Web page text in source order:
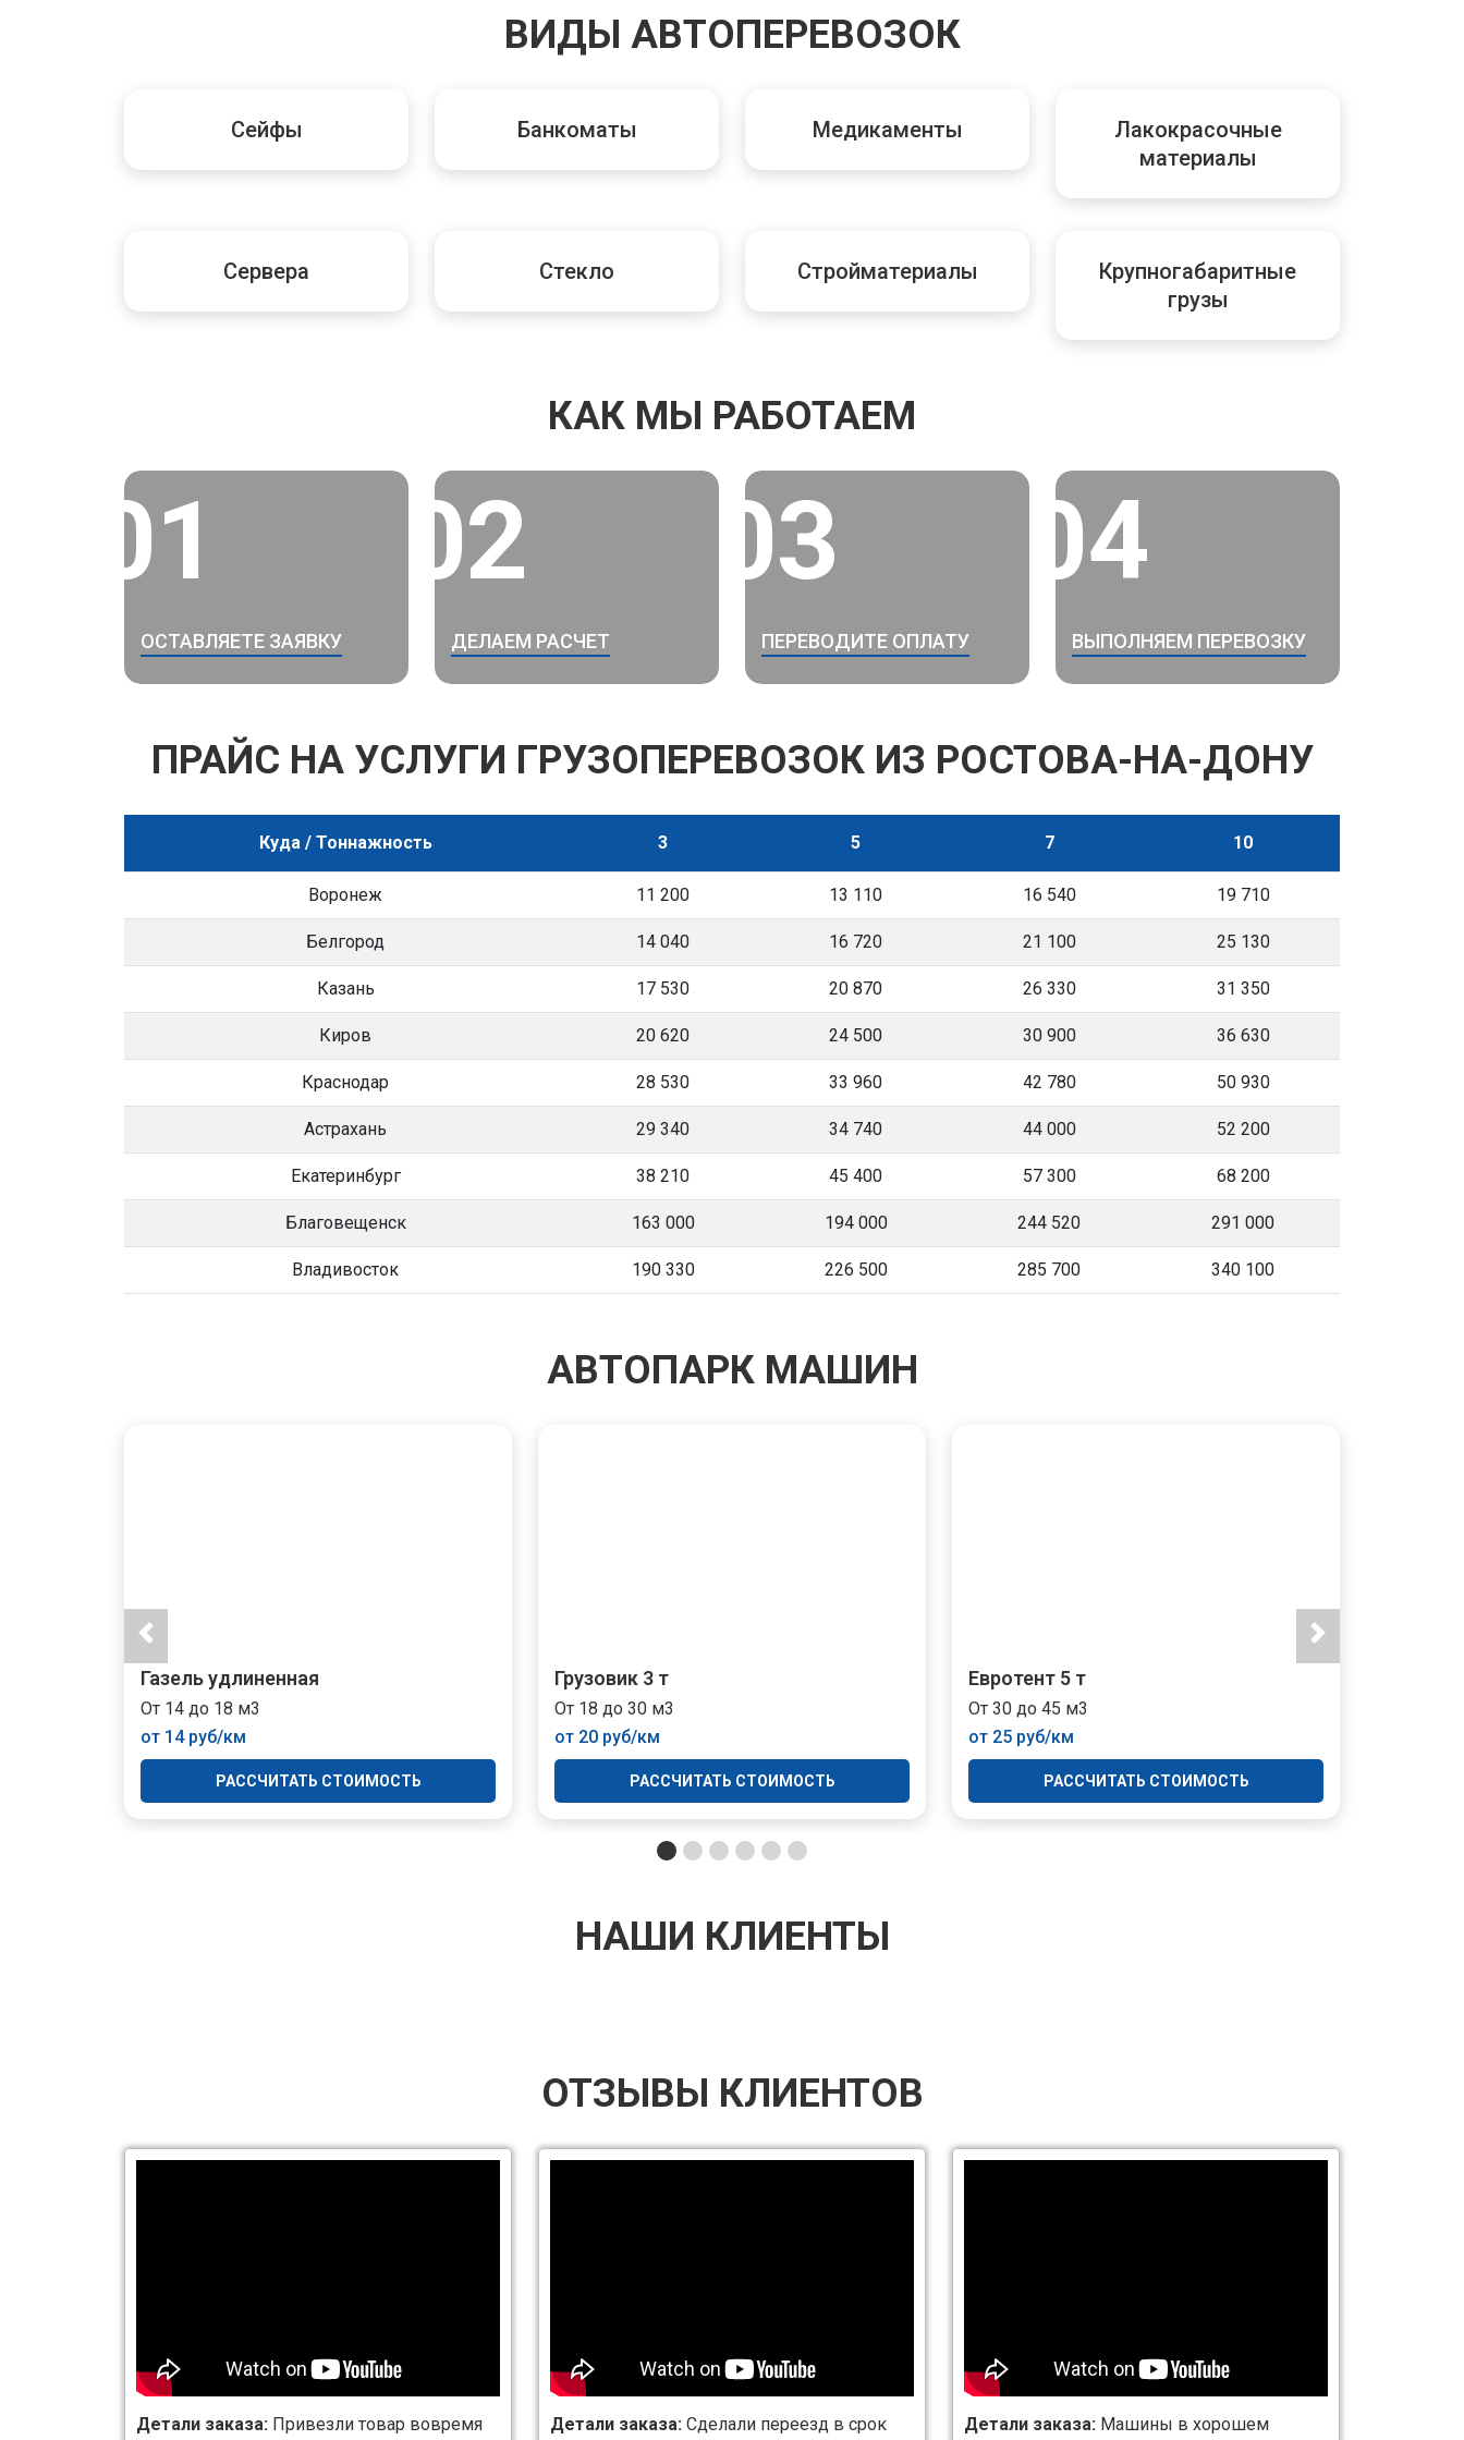
ВИДЫ АВТОПЕРЕВОЗОК
Сейфы Банкоматы Медикаменты
Лакокрасочные
материалы
Сервера Стекло Стройматериалы
Крупногабаритные
грузы
КАК МЫ РАБОТАЕМ
01
ОСТАВЛЯЕТЕ ЗАЯВКУ
02
ДЕЛАЕМ РАСЧЕТ
03
ПЕРЕВОДИТЕ ОПЛАТУ
04
ВЫПОЛНЯЕМ ПЕРЕВОЗКУ
ПРАЙС НА УСЛУГИ ГРУЗОПЕРЕВОЗОК ИЗ РОСТОВА-НА-ДОНУ
Куда / Тоннажность 3 5 7 10
Воронеж 11 200 13 110 16 540 19 710
Белгород 14 040 16 720 21 100 25 130
Казань 17 530 20 870 26 330 31 350
Киров 20 620 24 500 30 900 36 630
Краснодар 28 530 33 960 42 780 50 930
Астрахань 29 340 34 740 44 000 52 200
Екатеринбург 38 210 45 400 57 300 68 200
Благовещенск 163 000 194 000 244 520 291 000
Владивосток 190 330 226 500 285 700 340 100
АВТОПАРК МАШИН
Газель удлиненная
От 14 до 18 м3
от 14 руб/км
РАССЧИТАТЬ СТОИМОСТЬ
Грузовик 3 т
От 18 до 30 м3
от 20 руб/км
РАССЧИТАТЬ СТОИМОСТЬ
Евротент 5 т
От 30 до 45 м3
от 25 руб/км
РАССЧИТАТЬ СТОИМОСТЬ
НАШИ КЛИЕНТЫ
ОТЗЫВЫ КЛИЕНТОВ
Детали заказа: Привезли товар вовремя
Детали заказа: Сделали переезд в срок
Детали заказа: Машины в хорошем